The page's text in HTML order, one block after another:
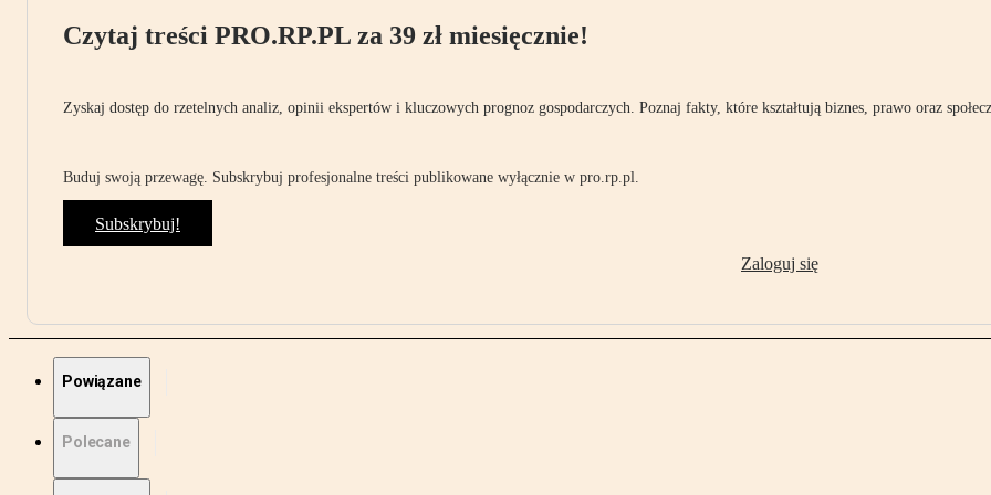
Czytaj treści PRO.RP.PL za 39 zł miesięcznie!
Zyskaj dostęp do rzetelnych analiz, opinii ekspertów i kluczowych prognoz gospodarczych. Poznaj fakty, które kształtują biznes, prawo oraz
Buduj swoją przewagę. Subskrybuj profesjonalne treści publikowane wyłącznie w pro.rp.pl.
Subskrybuj!
Zaloguj się
Powiązane
Polecane